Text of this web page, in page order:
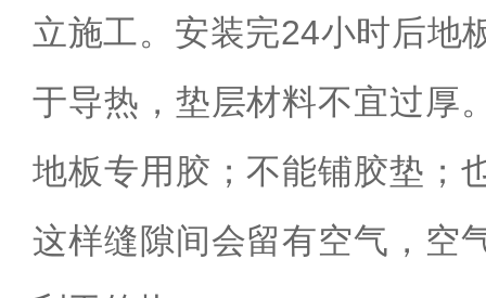
立施工。安装完24小时后地
于导热，垫层材料不宜过厚
地板专用胶；不能铺胶垫；
这样缝隙间会留有空气，空